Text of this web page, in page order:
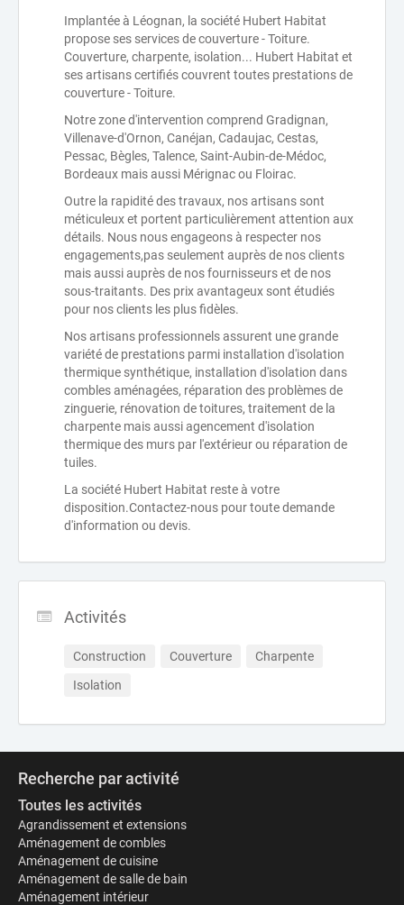
Implantée à Léognan, la société Hubert Habitat
propose ses services de couverture - Toiture.
Couverture, charpente, isolation... Hubert Habitat et
ses artisans certifiés couvrent toutes prestations de
couverture - Toiture.
Notre zone d'intervention comprend Gradignan,
Villenave-d'Ornon, Canéjan, Cadaujac, Cestas,
Pessac, Bègles, Talence, Saint-Aubin-de-Médoc,
Bordeaux mais aussi Mérignac ou Floirac.
Outre la rapidité des travaux, nos artisans sont
méticuleux et portent particulièrement attention aux
détails. Nous nous engageons à respecter nos
engagements,pas seulement auprès de nos clients
mais aussi auprès de nos fournisseurs et de nos
sous-traitants. Des prix avantageux sont étudiés
pour nos clients les plus fidèles.
Nos artisans professionnels assurent une grande
variété de prestations parmi installation d'isolation
thermique synthétique, installation d'isolation dans
combles aménagées, réparation des problèmes de
zinguerie, rénovation de toitures, traitement de la
charpente mais aussi agencement d'isolation
thermique des murs par l'extérieur ou réparation de
tuiles.
La société Hubert Habitat reste à votre
disposition.Contactez-nous pour toute demande
d'information ou devis.
Activités
Construction Couverture
Charpente
Isolation
Recherche par activité
Toutes les activités
Agrandissement et extensions
Aménagement de combles
Aménagement de cuisine
Aménagement de salle de bain
Aménagement intérieur